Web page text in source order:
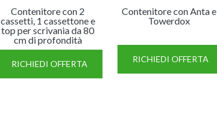
Contenitore con 2
cassetti, 1 cassettone e
top per scrivania da 80
cm di profondità
RICHIEDI OFFERTA
Contenitore con Anta e
Towerdox
RICHIEDI OFFERTA